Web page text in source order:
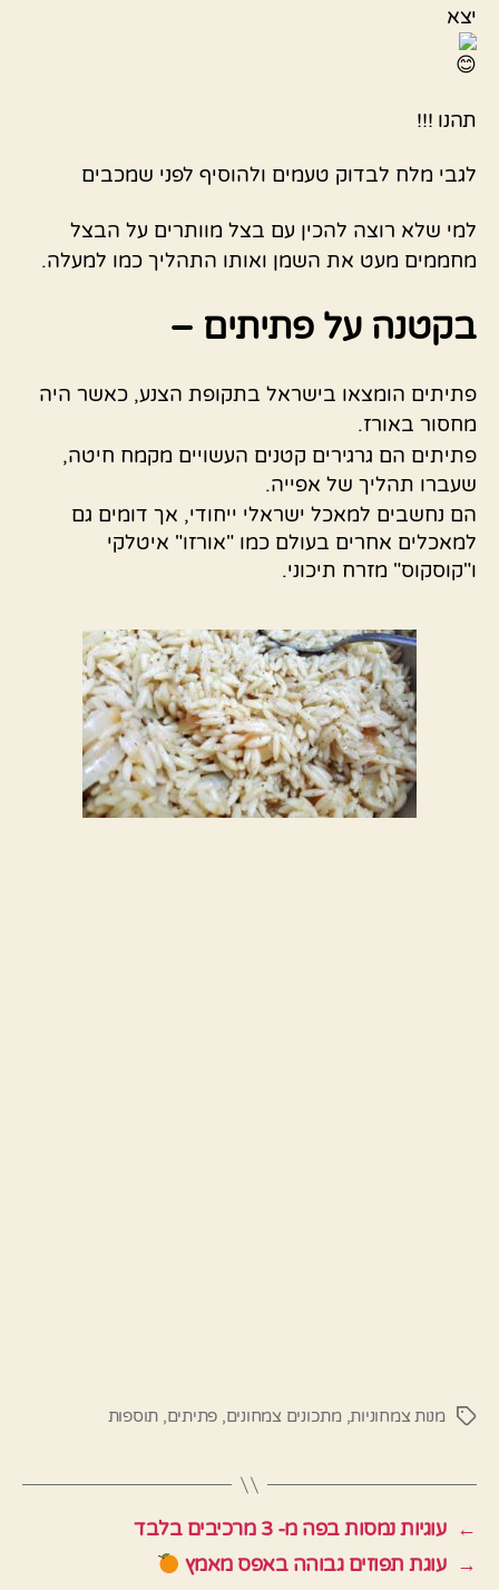
יצא
תהנו !!!
לגבי מלח לבדוק טעמים ולהוסיף לפני שמכבים
למי שלא רוצה להכין עם בצל מוותרים על הבצל
מחממים מעט את השמן ואותו התהליך כמו למעלה.
בקטנה על פתיתים –
פתיתים הומצאו בישראל בתקופת הצנע, כאשר היה
מחסור באורז.
פתיתים הם גרגירים קטנים העשויים מקמח חיטה,
שעברו תהליך של אפייה.
הם נחשבים למאכל ישראלי ייחודי, אך דומים גם
למאכלים אחרים בעולם כמו "אורזו" איטלקי
ו"קוסקוס" מזרח תיכוני.
תגיותמנות צמחוניות,מתכונים צמחונים, פתיתים, תוספות
← עוגיות נמסות בפה מ- 3 מרכיבים בלבד
→ עוגת תפוזים גבוהה באפס מאמץ